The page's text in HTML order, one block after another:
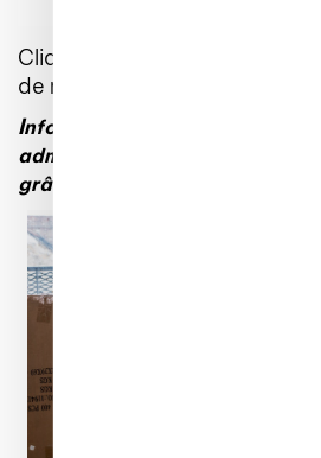
Cliquez ici pour retrouver
de résiliation de bail :
Informez rapidement
administrations de votre
grâce au site de l’Etat sur